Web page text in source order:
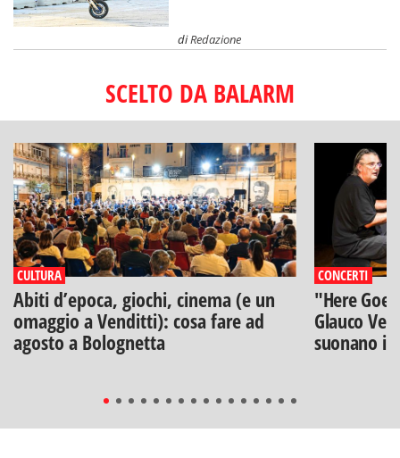
diRedazione
SCELTO DA BALARM
CULTURA
Abiti d’epoca, giochi, cinema (e un
omaggio a Venditti): cosa fare ad
agosto a Bolognetta
CONCERTI
"Here
Glauco
suonano i